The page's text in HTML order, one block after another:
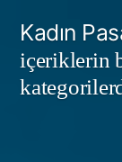
geç
Kadın
içeriklerin